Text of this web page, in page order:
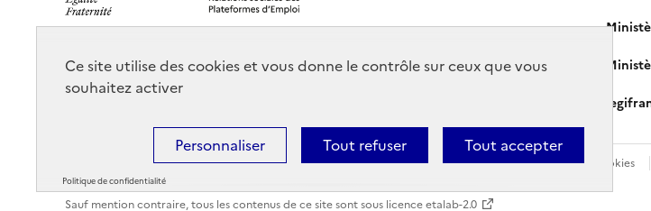
Ce site utilise des cookies et vous donne le contrôle sur ceux que vous
souhaitez activer
Tout accepter
Tout refuser
Personnaliser
Politique de confidentialité
Accessibilité : totalement conforme Plan du site Politique de confidentialité Gestion des cookies
Sauf mention contraire, tous les contenus de ce site sont sous licence etalab-2.0